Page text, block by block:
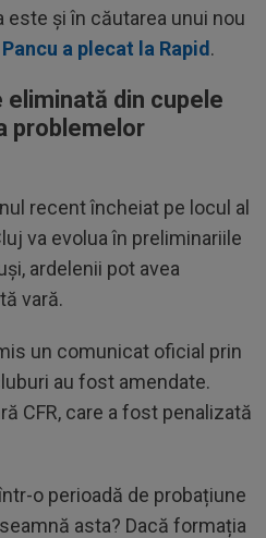
este și în căutarea unui nou
a plecat la Rapid .
eliminată din cupele
problemelor
recent încheiat pe locul al
va evolua în preliminariile
ardelenii pot avea
vară.
un comunicat oficial prin
au fost amendate.
CFR, care a fost penalizată
o perioadă de probațiune
asta? Dacă formația